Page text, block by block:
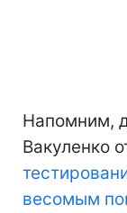
Напомним,
Вакуленко
весомым